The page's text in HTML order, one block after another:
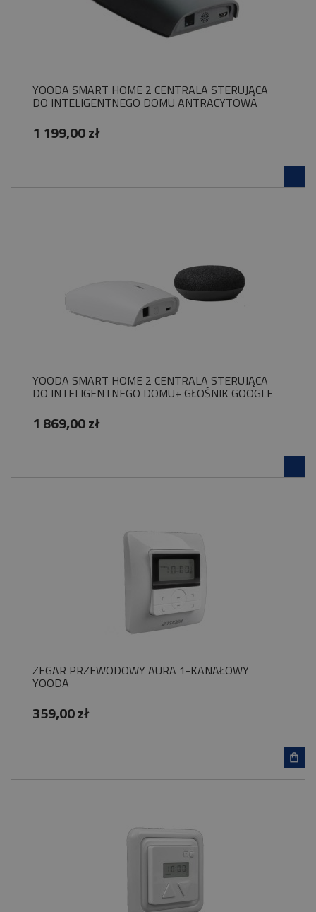
YOODA SMART HOME 2 CENTRALA STERUJĄCA
DO INTELIGENTNEGO DOMU ANTRACYTOWA
1 199,00 zł
YOODA SMART HOME 2 CENTRALA STERUJĄCA
DO INTELIGENTNEGO DOMU+ GŁOŚNIK GOOGLE
1 869,00 zł
ZEGAR PRZEWODOWY AURA 1-KANAŁOWY
YOODA
359,00 zł